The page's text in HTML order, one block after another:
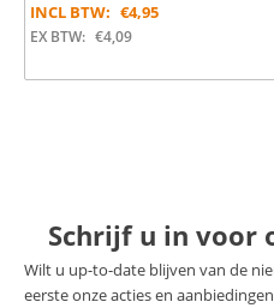
INCL BTW: €4,95
EX BTW: €4,09
Schrijf u in voor
Wilt u up-to-date blijven van de
eerste onze acties en